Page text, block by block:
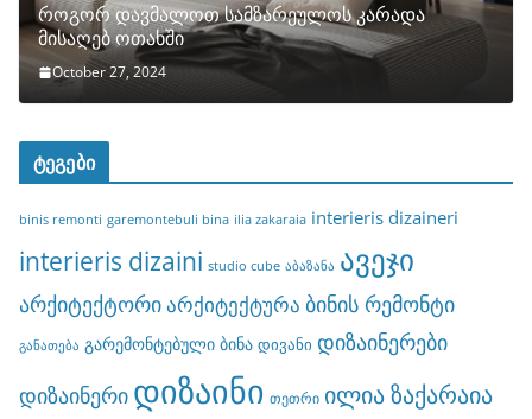
როგორ დავმალოთ სამზარეულოს კარადა
მისაღებ ოთახში
October 27, 2024
ტეგები
binis remonti garemontebuli bina ilia zakaraia interieris dizaineri
interieris dizaini studio cube აბაზანა ავეჯი
არქიტექტორიარქიტექტურა ბინის რემონტი
განათება გარემონტებული ბინა დივანი დიზაინერები
დიზაინერი დიზაინი თეთრი ილია ზაქარაია